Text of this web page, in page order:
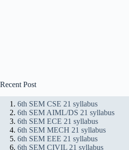
Recent Post
6th SEM CSE 21 syllabus
6th SEM AIML/DS 21 syllabus
6th SEM ECE 21 syllabus
6th SEM MECH 21 syllabus
6th SEM EEE 21 syllabus
6th SEM CIVIL 21 syllabus